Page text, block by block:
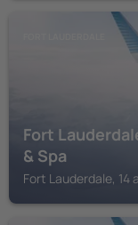
Fort
& Spa
Fort Lauderdale,